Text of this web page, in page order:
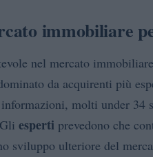
immobiliare
nel mercato
da acquirenti più
molti under 34
esperti prevedono che
sviluppo ulteriore del